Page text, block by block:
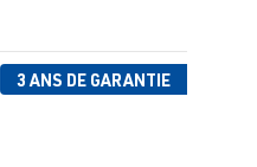
3 ANS DE GARANTIE
étoiles